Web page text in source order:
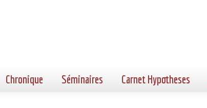
Chronique Séminaires Carnet Hypotheses